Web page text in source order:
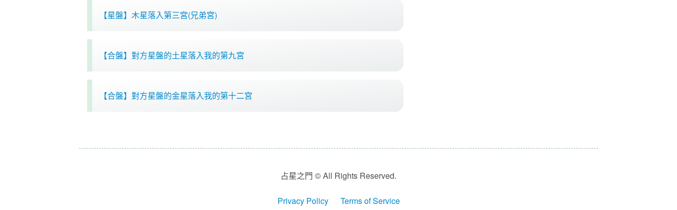
【星盤】木星落入第三宮(兄弟宮)
【合盤】對方星盤的土星落入我的第九宮
【合盤】對方星盤的金星落入我的第十二宮
占星之門 © All Rights Reserved.
Privacy Policy Terms of Service